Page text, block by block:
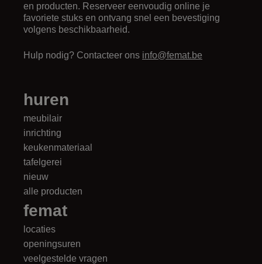
en producten. Reserveer eenvoudig online je
favoriete stuks en ontvang snel een bevestiging
volgens beschikbaarheid.
Hulp nodig? Contacteer ons info@femat.be
huren
meubilair
inrichting
keukenmateriaal
tafelgerei
nieuw
alle producten
femat
locaties
openingsuren
veelgestelde vragen